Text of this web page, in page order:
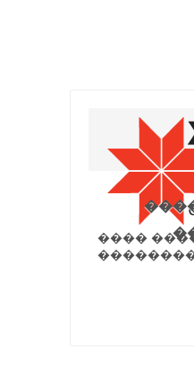
����